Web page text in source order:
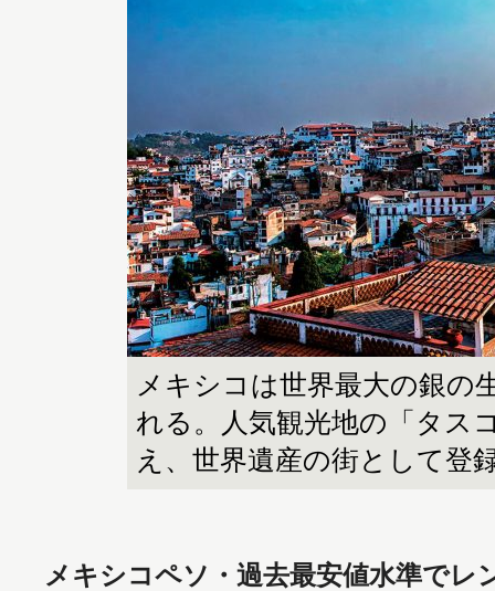
メキシコは世界最大の銀の
れる。人気観光地の「タス
え、世界遺産の街として登
メキシコペソ・過去最安値水準でレ